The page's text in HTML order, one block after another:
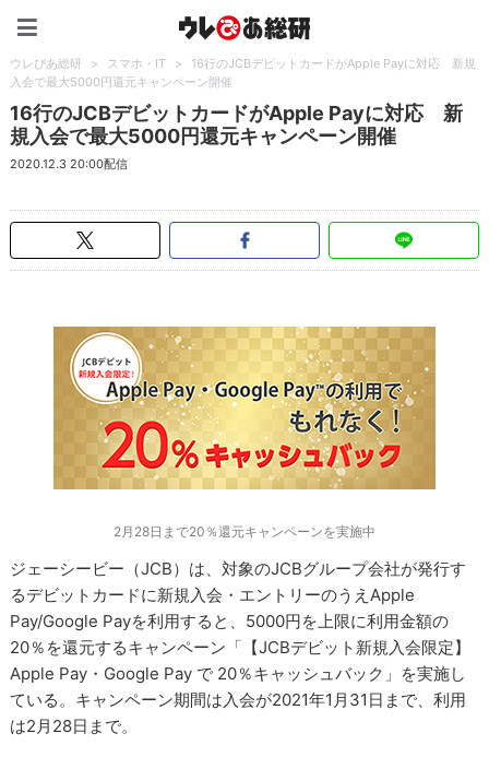
ウレぴあ総研 > スマホ・IT >
16行のJCBデビットカードがApple Payに対応 新規
入会で最大5000円還元キャンペーン開催
16行のJCBデビットカードがApple Payに対応 新
規入会で最大5000円還元キャンペーン開催
2020.12.3 20:00配信
2月28日まで20％還元キャンペーンを実施中
ジェーシービー（JCB）は、対象のJCBグループ会社が発行す
るデビットカードに新規入会・エントリーのうえApple
Pay/Google Payを利用すると、5000円を上限に利用金額の
20％を還元するキャンペーン「【JCBデビット新規入会限定】
Apple Pay・Google Pay で 20％キャッシュバック」を実施し
ている。キャンペーン期間は入会が2021年1月31日まで、利用
は2月28日まで。